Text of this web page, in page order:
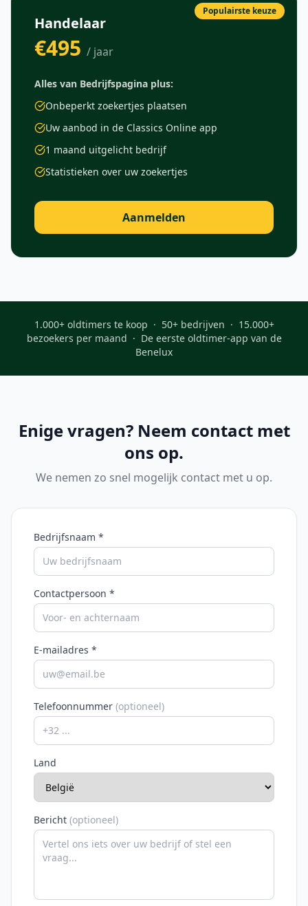
Populairste keuze
Handelaar
€495 / jaar
Alles van Bedrijfspagina plus:
Onbeperkt zoekertjes plaatsen
Uw aanbod in de Classics Online app
1 maand uitgelicht bedrijf
Statistieken over uw zoekertjes
Aanmelden
1.000+ oldtimers te koop · 50+ bedrijven · 15.000+
bezoekers per maand · De eerste oldtimer-app van de
Benelux
Enige vragen? Neem contact met
ons op.
We nemen zo snel mogelijk contact met u op.
Bedrijfsnaam *
Contactpersoon *
E-mailadres *
Telefoonnummer (optioneel)
Land
Bericht (optioneel)